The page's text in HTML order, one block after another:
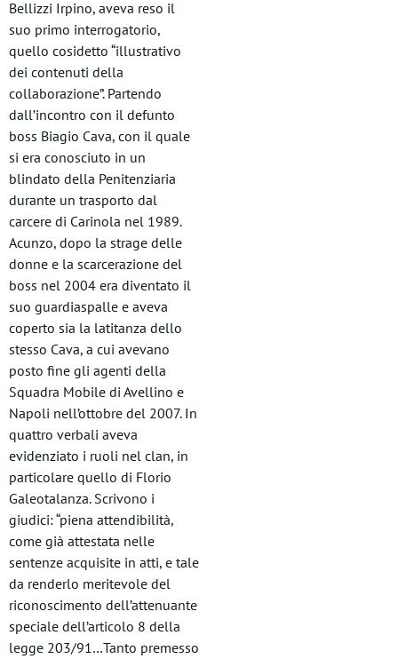
Bellizzi Irpino, aveva reso il
suo primo interrogatorio,
quello cosidetto “illustrativo
dei contenuti della
collaborazione”. Partendo
dall’incontro con il defunto
boss Biagio Cava, con il quale
si era conosciuto in un
blindato della Penitenziaria
durante un trasporto dal
carcere di Carinola nel 1989.
Acunzo, dopo la strage delle
donne e la scarcerazione del
boss nel 2004 era diventato il
suo guardiaspalle e aveva
coperto sia la latitanza dello
stesso Cava, a cui avevano
posto fine gli agenti della
Squadra Mobile di Avellino e
Napoli nell’ottobre del 2007. In
quattro verbali aveva
evidenziato i ruoli nel clan, in
particolare quello di Florio
Galeotalanza. Scrivono i
giudici: “piena attendibilità,
come già attestata nelle
sentenze acquisite in atti, e tale
da renderlo meritevole del
riconoscimento dell’attenuante
speciale dell’articolo 8 della
legge 203/91…Tanto premesso